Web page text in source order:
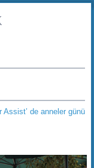
Assist’ de anneler günü